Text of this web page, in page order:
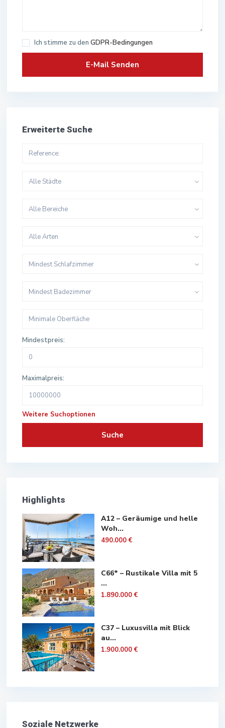
Ich stimme zu den GDPR-Bedingungen
Erweiterte Suche
Alle Städte
Alle Bereiche
Alle Arten
Mindest Schlafzimmer
Mindest Badezimmer
Mindestpreis:
Maximalpreis:
Weitere Suchoptionen
Suche
Highlights
A12 – Geräumige und helle
Woh...
490.000 €
C66* – Rustikale Villa mit 5
...
1.890.000 €
C37 – Luxusvilla mit Blick
au...
1.900.000 €
Soziale Netzwerke